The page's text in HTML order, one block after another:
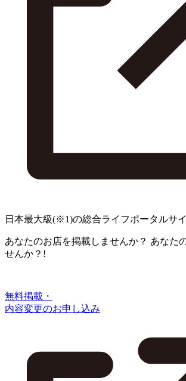
日本最大級(※1)の総合ライフポータルサ
あなたのお店を掲載しませんか？ あなた
せんか？!
無料掲載・
内容変更のお申し込み